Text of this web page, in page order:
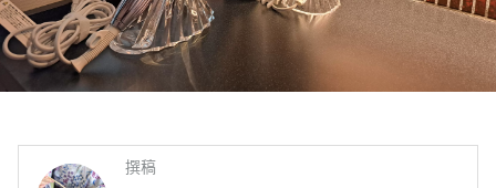
撰稿